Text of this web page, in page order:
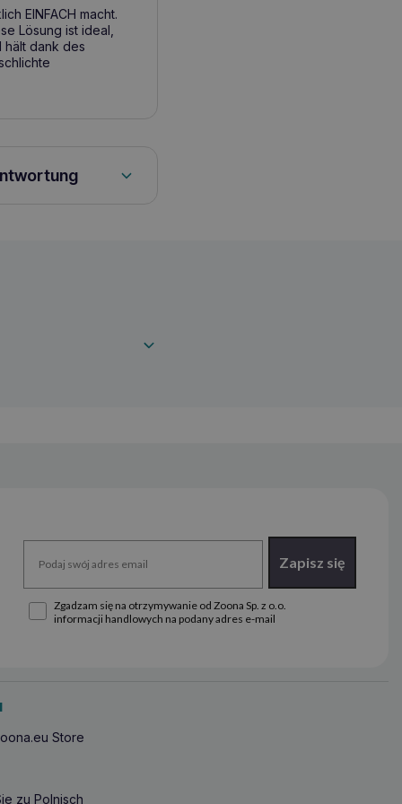
EINFACH macht.
Lösung ist ideal,
hält dank des
Zapisz się
Zgadzam się na otrzymywanie od Zoona Sp. z o.o.
informacji handlowych na podany adres e-mail
Store
zu Polnisch